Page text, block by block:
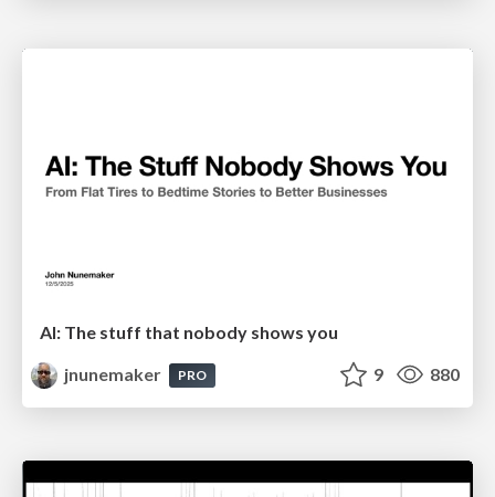
AI: The stuff that nobody shows you
jnunemaker
PRO 9 880